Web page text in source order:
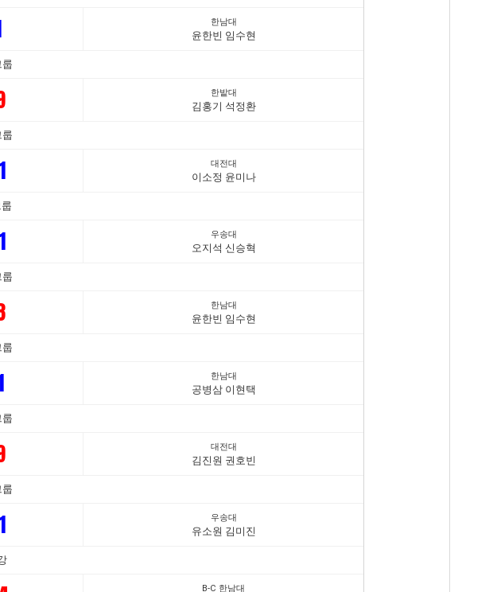
한남대
윤한빈 임수현
룹
한밭대
김홍기 석정환
룹
대전대
이소정 윤미나
우송대
오지석 신승혁
룹
한남대
윤한빈 임수현
룹
한남대
공병삼 이현택
룹
대전대
김진원 권호빈
룹
우송대
유소원 김미진
B-C 한남대